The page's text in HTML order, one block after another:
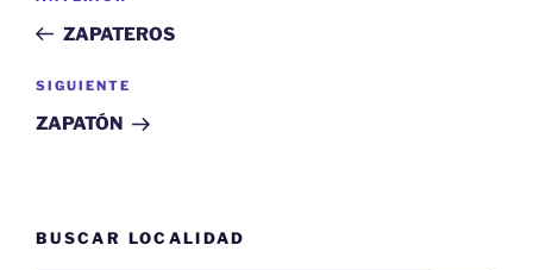
entradas
anterior:
ZAPATEROS
Siguiente
entrada
SIGUIENTE
ZAPATÓN
BUSCAR LOCALIDAD